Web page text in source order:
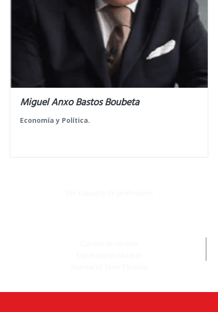
Miguel Anxo Bastos Boubeta
Economía y Política.